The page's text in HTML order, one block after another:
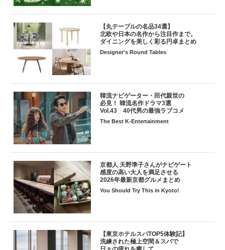
【丸テーブルの名品34選】
北欧や日本の名作から注目作まで。
ダイニングを美しく彩る円卓まとめ
Designer's Round Tables
韓流ナビゲーター・田代親世の
必見！ 韓流名作ドラマ3選
Vol.43 40代男の最強ラブコメ
The Best K-Entertainment
京都人 天野準子さんがナビゲート
感度の高い大人を満足させる
2026年最新京都グルメまとめ
You Should Try This in Kyoto!
【東京ホテルスパTOP5体験記】
洗練された極上空間＆スパで